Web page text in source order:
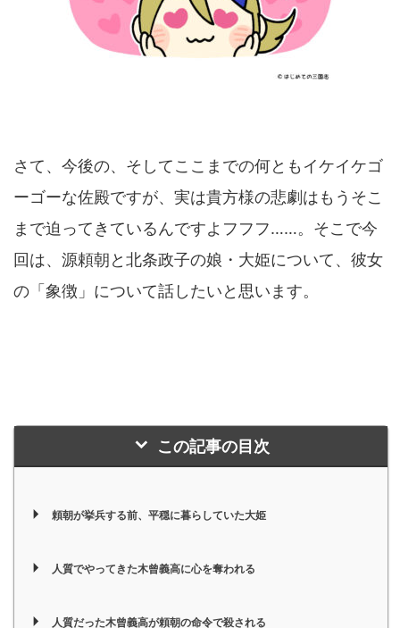
さて、今後の、そしてここまでの何ともイケイケゴ
ーゴーな佐殿ですが、実は貴方様の悲劇はもうそこ
まで迫ってきているんですよフフフ……。そこで今
回は、源頼朝と北条政子の娘・大姫について、彼女
の「象徴」について話したいと思います。
この記事の目次
頼朝が挙兵する前、平穏に暮らしていた大姫
人質でやってきた木曾義高に心を奪われる
人質だった木曾義高が頼朝の命令で殺される